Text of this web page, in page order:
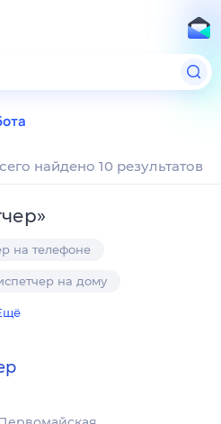
найдено 10 результатов
»
на телефоне
на дому